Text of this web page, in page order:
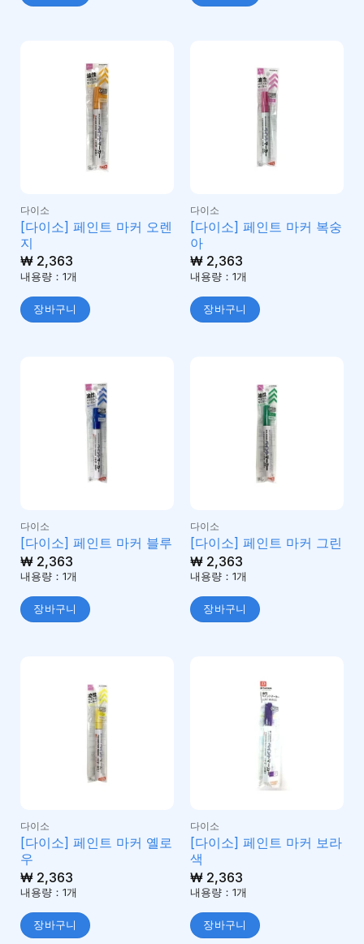
다이소
[다이소] 페인트 마커 오렌
지
₩2,363
내용량：1개
장바구니
다이소
[다이소] 페인트 마커 복숭
아
₩2,363
내용량：1개
장바구니
다이소
[다이소] 페인트 마커 블루
₩2,363
내용량：1개
장바구니
다이소
[다이소] 페인트 마커 그린
₩2,363
내용량：1개
장바구니
다이소
[다이소] 페인트 마커 옐로
우
₩2,363
내용량：1개
장바구니
다이소
[다이소] 페인트 마커 보라
색
₩2,363
내용량：1개
장바구니